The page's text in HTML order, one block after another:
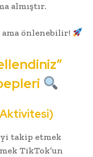
almıştır.
ama önlenebilir!
Aktivitesi)
takip etmek
TikTok’un